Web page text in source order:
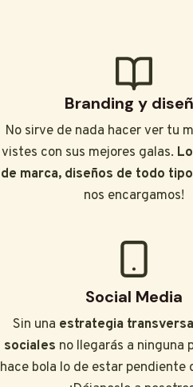
Branding y
No sirve de nada hacer ver tu
vistes con sus mejores galas.
de marca, diseños de todo
nos encargamos!
Social Media
Sin una estrategia
sociales no llegarás a ninguna
hace bola lo de estar pendiente